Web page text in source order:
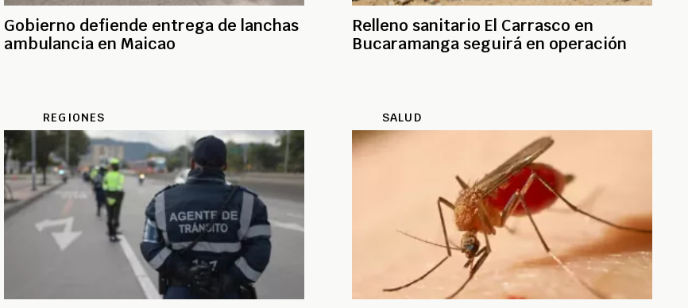
Gobierno defiende entrega de lanchas
ambulancia en Maicao
Relleno sanitario El Carrasco en
Bucaramanga seguirá en operación
REGIONES SALUD